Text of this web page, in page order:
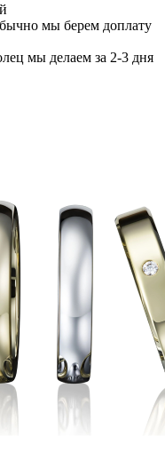
мы берем доплату
мы делаем за 2-3 дня